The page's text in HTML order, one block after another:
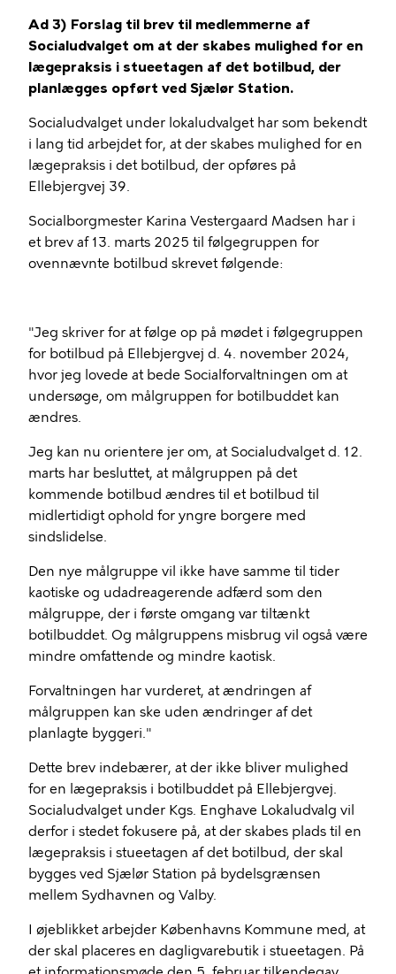
Ad 3) Forslag til brev til medlemmerne af
Socialudvalget om at der skabes mulighed for en
lægepraksis i stueetagen af det botilbud, der
planlægges opført ved Sjælør Station.
Socialudvalget under lokaludvalget har som bekendt
i lang tid arbejdet for, at der skabes mulighed for en
lægepraksis i det botilbud, der opføres på
Ellebjergvej 39.
Socialborgmester Karina Vestergaard Madsen har i
et brev af 13. marts 2025 til følgegruppen for
ovennævnte botilbud skrevet følgende:
"Jeg skriver for at følge op på mødet i følgegruppen
for botilbud på Ellebjergvej d. 4. november 2024,
hvor jeg lovede at bede Socialforvaltningen om at
undersøge, om målgruppen for botilbuddet kan
ændres.
Jeg kan nu orientere jer om, at Socialudvalget d. 12.
marts har besluttet, at målgruppen på det
kommende botilbud ændres til et botilbud til
midlertidigt ophold for yngre borgere med
sindslidelse.
Den nye målgruppe vil ikke have samme til tider
kaotiske og udadreagerende adfærd som den
målgruppe, der i første omgang var tiltænkt
botilbuddet. Og målgruppens misbrug vil også være
mindre omfattende og mindre kaotisk.
Forvaltningen har vurderet, at ændringen af
målgruppen kan ske uden ændringer af det
planlagte byggeri."
Dette brev indebærer, at der ikke bliver mulighed
for en lægepraksis i botilbuddet på Ellebjergvej.
Socialudvalget under Kgs. Enghave Lokaludvalg vil
derfor i stedet fokusere på, at der skabes plads til en
lægepraksis i stueetagen af det botilbud, der skal
bygges ved Sjælør Station på bydelsgrænsen
mellem Sydhavnen og Valby.
I øjeblikket arbejder Københavns Kommune med, at
der skal placeres en dagligvarebutik i stueetagen. På